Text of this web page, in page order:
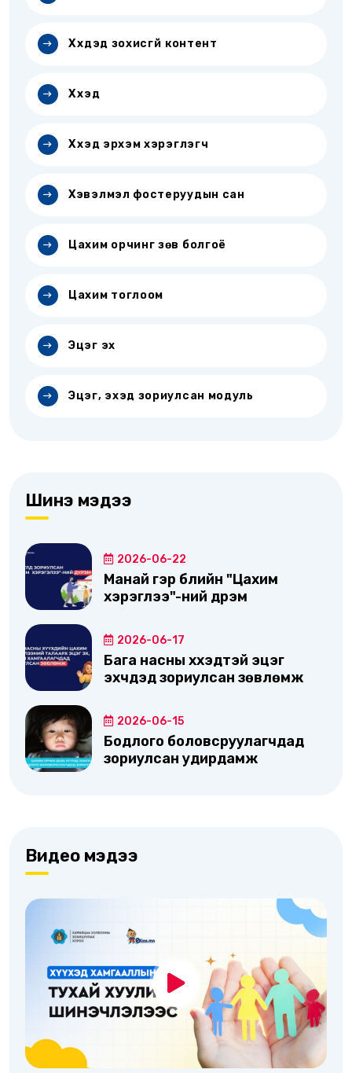
Хүүхдэд зохисгүй контент
Хүүхэд
Хүүхэд эрхэм хэрэглэгч
Хэвэлмэл фостеруудын сан
Цахим орчинг зөв болгоё
Цахим тоглоом
Эцэг эх
Эцэг, эхэд зориулсан модуль
Шинэ мэдээ
2026-06-22
Манай гэр бүлийн "Цахим
хэрэглээ"-ний дүрэм
2026-06-17
Бага насны хүүхэдтэй эцэг
эхчүүдэд зориулсан зөвлөмж
2026-06-15
Бодлого боловсруулагчдад
зориулсан удирдамж
Видео мэдээ